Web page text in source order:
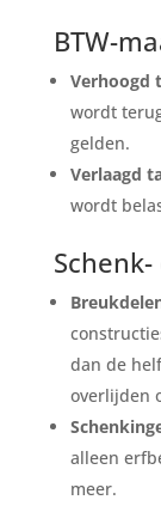
BTW-
Verhoogd
wordt
gelden.
Verlaagd
wordt
dan de
overlijden
alleen
meer.